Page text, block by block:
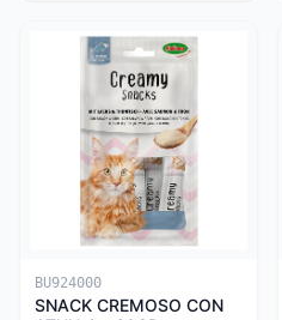
BU924000
SNACK CREMOSO CON